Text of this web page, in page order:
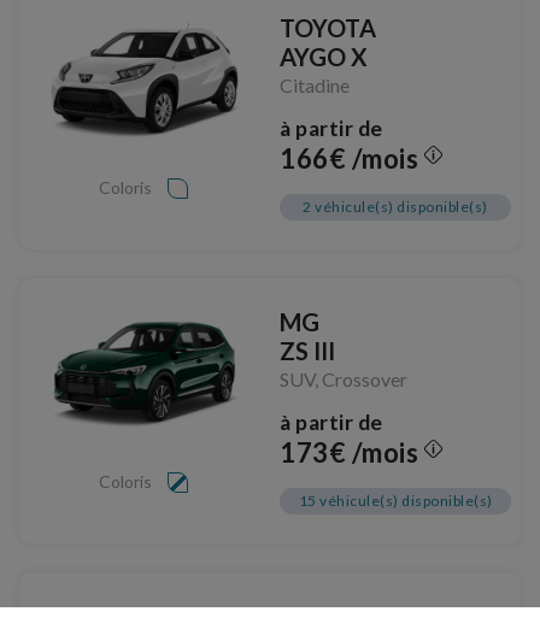
Coloris
TOYOTA
AYGO X
Citadine
à partir de
166€ /mois
2 véhicule(s) disponible(s)
Coloris
MG
ZS III
SUV, Crossover
à partir de
173€ /mois
15 véhicule(s) disponible(s)
PEUGEOT